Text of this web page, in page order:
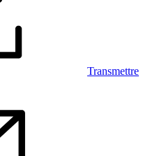
Transmettre